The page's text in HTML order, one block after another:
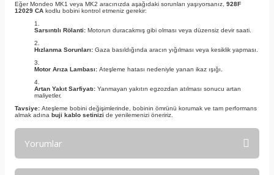
Eğer Mondeo MK1 veya MK2 aracınızda aşağıdaki sorunları yaşıyorsanız, 928F
12029 CA kodlu bobini kontrol etmeniz gerekir:
Sarsıntılı Rölanti: Motorun duracakmış gibi olması veya düzensiz devir saati.
Hızlanma Sorunları: Gaza basıldığında aracın yığılması veya kesiklik yapması.
Motor Arıza Lambası: Ateşleme hatası nedeniyle yanan ikaz ışığı.
Artan Yakıt Sarfiyatı: Yanmayan yakıtın egzozdan atılması sonucu artan
maliyetler.
Tavsiye: Ateşleme bobini değişimlerinde, bobinin ömrünü korumak ve tam performans
almak adına buji kablo setinizi de yenilemenizi öneririz.
Yorumlar